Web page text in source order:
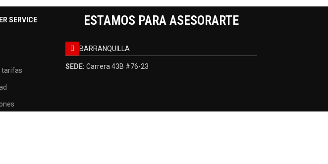
SERVICE
tarifas
ESTAMOS PARA ASESORARTE
BARRANQUILLA
SEDE: Carrera 43B #76-23